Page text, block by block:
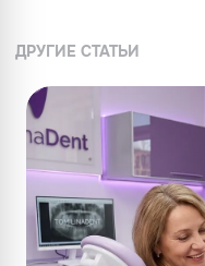
ДРУГИЕ СТАТЬИ